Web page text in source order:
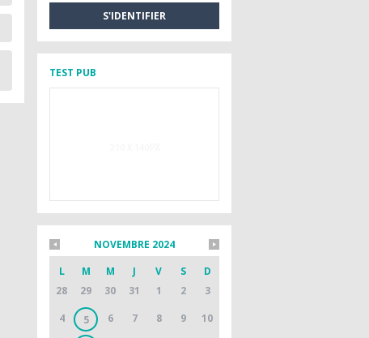
TEST PUB
NOVEMBRE 2024
L
M M J V S
D
28
29 30 31 1 2
3
4
5 6 7 8 9
10